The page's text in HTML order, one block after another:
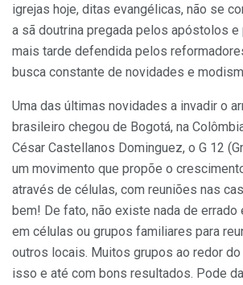
igrejas hoje, ditas evangélicas, não se
a sã doutrina pregada pelos apóstolos e
mais tarde defendida pelos
busca constante de novidades e
Uma das últimas novidades a invadir o
brasileiro chegou de Bogotá, na
César Castellanos Dominguez, o G 12
um movimento que propõe o
através de células, com reuniões nas
bem! De fato, não existe nada de errado
em células ou grupos familiares para
outros locais. Muitos grupos ao redor
isso e até com bons resultados. Pode